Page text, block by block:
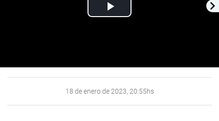
Play
18 de enero de 2023, 20:55hs